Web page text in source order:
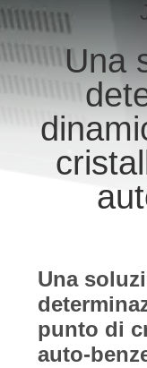
DI
QUALITÀ
RICHIEDA
MAPPA
DEL
SITO
Una
Una
punto di
auto-